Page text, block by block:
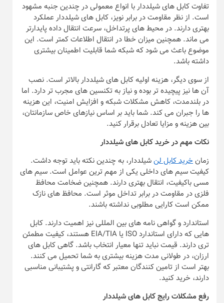
تفاوت کابل های شیلددار با انواع معمولی در چندین جنبه مشهود
است. از نظر مقاومت در برابر نویز، کابل های شیلددار عملکرد
بهتری دارند. در محیط های پرتداخل، سرعت انتقال داده پایدارتر
می ماند. همچنین میزان خطا در انتقال اطلاعات کمتر است. این
موضوع باعث می شود که شبکه شما قابلیت اطمینان بیشتری
داشته باشد.
از سوی دیگر، هزینه اولیه کابل های شیلددار بالاتر است. نصب
آن ها نیز پیچیده تر بوده و نیاز به تکنسین های مجرب تر دارد. اما
در بلندمدت، کاهش مشکلات شبکه و افزایش امنیت، این هزینه
ها را جبران می کند. شما باید بر اساس نیازهای خاص سازمانتان،
بین هزینه و مزایا تعادل برقرار کنید.
نکات مهم در خرید کابل های شیلددار
زمانخرید کابل لنشیلددار، به چندین نکته باید توجه داشت.
کیفیت سیم های داخلی یکی از مهم ترین عوامل است. سیم های
مسی باکیفیت، انتقال بهتری دارند. همچنین ضخامت محافظ
فلزی در مقاومت در برابر تداخل موثر است. محافظ های نازک
ممکن است کارایی مطلوبی نداشته باشند.
استاندارد و گواهی نامه های بین المللی نیز اهمیت دارند. کابل
هایی که دارای استاندارد ISO یا EIA/TIA هستند، کیفیت مطمئن
تری دارند. قیمت نباید تنها معیار انتخاب باشد. گاهی کابل های
ارزان، در طولانی مدت هزینه بیشتری به شما تحمیل می کنند.
بهتر است از تامین کنندگان معتبر که گارانتی و پشتیبانی مناسبی
دارند، خرید کنید.
رفع مشکلات رایج کابل های شیلددار